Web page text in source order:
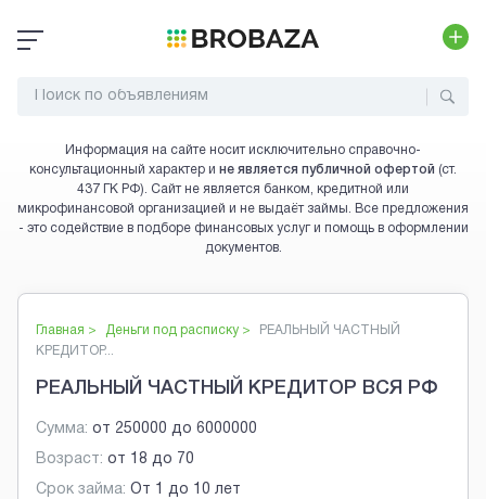
Информация на сайте носит исключительно справочно-
консультационный характер и не является публичной офертой (ст.
437 ГК РФ). Сайт не является банком, кредитной или
микрофинансовой организацией и не выдаёт займы. Все предложения
- это содействие в подборе финансовых услуг и помощь в оформлении
документов.
Главная > Деньги под расписку >
РЕАЛЬНЫЙ ЧАСТНЫЙ
КРЕДИТОР...
РЕАЛЬНЫЙ ЧАСТНЫЙ КРЕДИТОР ВСЯ РФ
Сумма: от 250000 до 6000000
Возраст: от 18 до 70
Срок займа: От 1 до 10 лет